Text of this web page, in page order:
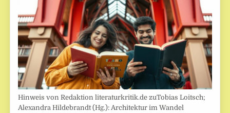
Hinweis von Redaktion literaturkritik.de zuTobias Loitsch;
Alexandra Hildebrandt (Hg.): Architektur im Wandel